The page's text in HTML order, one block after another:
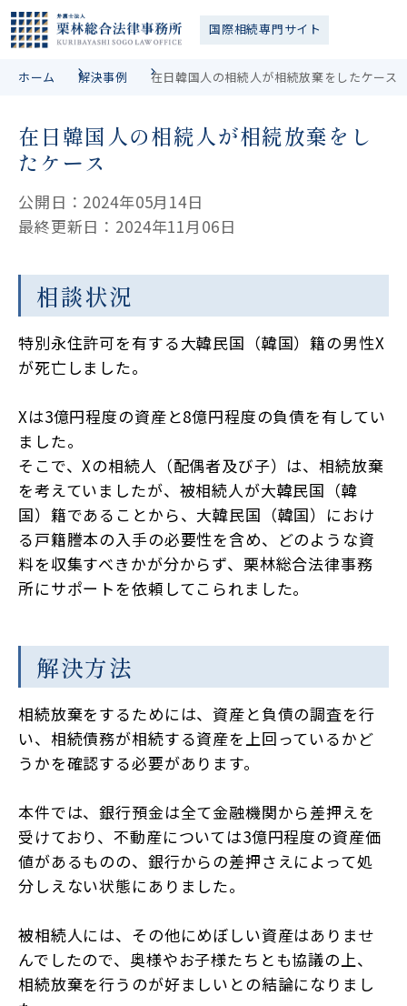
国際相続専門サイト
ホーム 解決事例 在日韓国人の相続人が相続放棄をしたケース
在日韓国人の相続人が相続放棄をし
たケース
公開日：2024年05月14日
最終更新日：2024年11月06日
相談状況
特別永住許可を有する大韓民国（韓国）籍の男性X
が死亡しました。
Xは3億円程度の資産と8億円程度の負債を有してい
ました。
そこで、Xの相続人（配偶者及び子）は、相続放棄
を考えていましたが、被相続人が大韓民国（韓
国）籍であることから、大韓民国（韓国）におけ
る戸籍謄本の入手の必要性を含め、どのような資
料を収集すべきかが分からず、栗林総合法律事務
所にサポートを依頼してこられました。
解決方法
相続放棄をするためには、資産と負債の調査を行
い、相続債務が相続する資産を上回っているかど
うかを確認する必要があります。
本件では、銀行預金は全て金融機関から差押えを
受けており、不動産については3億円程度の資産価
値があるものの、銀行からの差押さえによって処
分しえない状態にありました。
被相続人には、その他にめぼしい資産はありませ
んでしたので、奥様やお子様たちとも協議の上、
相続放棄を行うのが好ましいとの結論になりまし